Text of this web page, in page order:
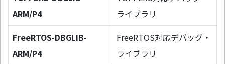
ARM/P4
ライブラリ
FreeRTOS-DBGLIB-
ARM/P4
FreeRTOS対応デバッグ・
ライブラリ